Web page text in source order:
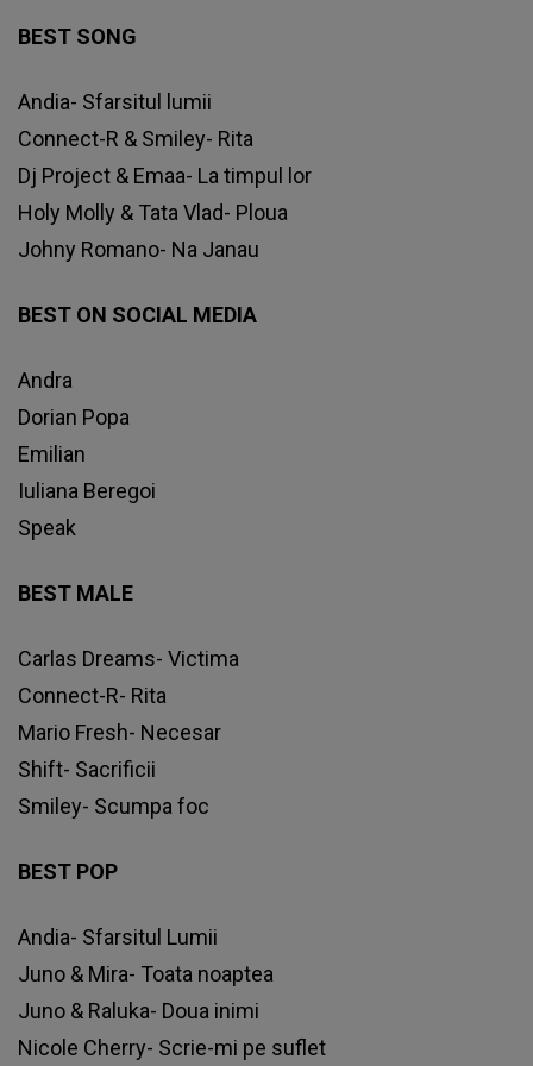
BEST SONG
Andia- Sfarsitul lumii
Connect-R & Smiley- Rita
Dj Project & Emaa- La timpul lor
Holy Molly & Tata Vlad- Ploua
Johny Romano- Na Janau
BEST ON SOCIAL MEDIA
Andra
Dorian Popa
Emilian
Iuliana Beregoi
Speak
BEST MALE
Carlas Dreams- Victima
Connect-R- Rita
Mario Fresh- Necesar
Shift- Sacrificii
Smiley- Scumpa foc
BEST POP
Andia- Sfarsitul Lumii
Juno & Mira- Toata noaptea
Juno & Raluka- Doua inimi
Nicole Cherry- Scrie-mi pe suflet